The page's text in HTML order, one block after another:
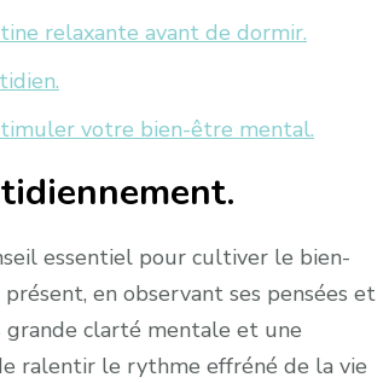
relaxante avant de dormir.
votre bien-être mental.
essentiel pour cultiver le bien-
en observant ses pensées et
grande clarté mentale et une
ralentir le rythme effréné de la vie